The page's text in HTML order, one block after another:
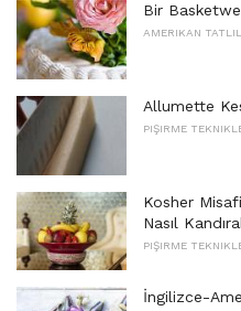
Bir
AMERIKAN
Allumette
PIŞIRME
Kosher
Nasıl
PIŞIRME
İngilizce-